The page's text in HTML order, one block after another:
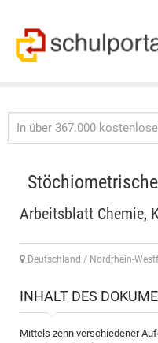
Arbeitsblatt Chemie,
Deutschland / Nordrhein-
INHALT DES
Mittels zehn verschiedener